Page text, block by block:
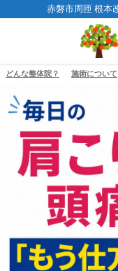
赤磐市周匝 根本
どんな整体院？ 施術について